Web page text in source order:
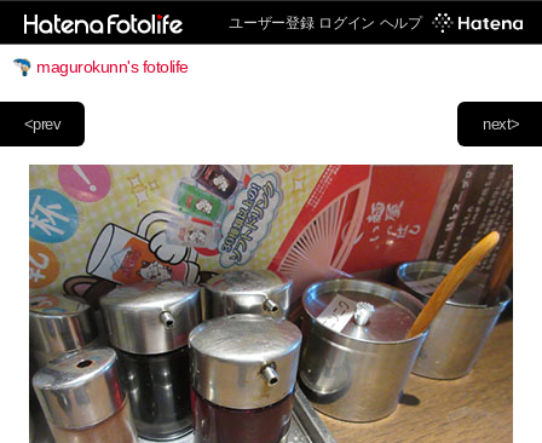
ユーザー登録 ログイン ヘルプ
magurokunn's fotolife
next>
<prev